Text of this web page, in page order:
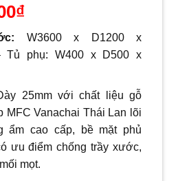
₫
W3600 x D1200 x
Tủ phụ: W400 x D500 x
25mm vớichất liệu gỗ
MFC Vanachai Thái Lan lõi
ẩm cao cấp, bề mặt phủ
ưu điểm chống trầy xước,
mọt.